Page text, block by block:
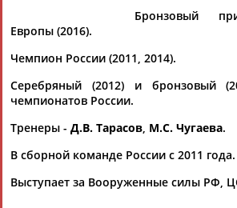
АБАРЕНОВ
Тамилла
АБАСОВА
Рамазан
Флюра
БУЛАТОВА
Татьяна
Бронзовый
Европы (2016).
Чемпион России (2011, 2014).
Серебряный (2012) и бронзовый
чемпионатов России.
Тренеры - Д.В. Тарасов, М.С. Чугаева.
В сборной команде России с 2011 года.
Выступает за Вооруженные силы РФ,